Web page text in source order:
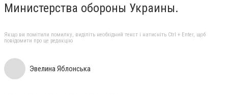
Министерства обороны Украины.
Якщо ви помітили помилку, виділіть необхідний текст і натисніть Ctrl + Enter, щоб
повідомити про це редакцію
Эвелина Яблонська